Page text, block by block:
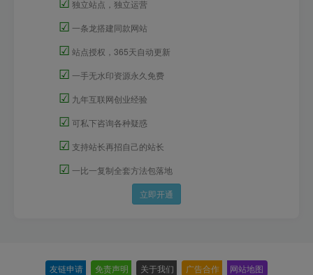
独立站点，独立运营
☑ 一条龙搭建同款网站
☑ 站点授权，365天自动更新
☑ 一手无水印资源永久免费
☑ 九年互联网创业经验
☑ 可私下咨询各种疑惑
☑ 支持站长再招自己的站长
☑ 一比一复制全套方法包落地
立即开通
友链申请 免责声明 关于我们 广告合作 网站地图